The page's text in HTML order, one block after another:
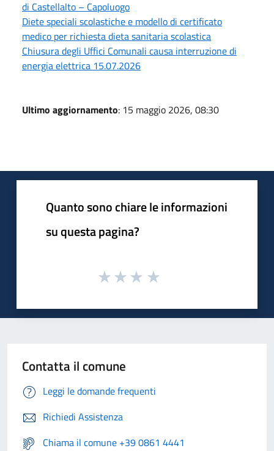
di Castellalto – Capoluogo
Diete speciali scolastiche e modello di certificato
medico per richiesta dieta sanitaria scolastica
Chiusura degli Uffici Comunali causa interruzione di
energia elettrica 15.07.2026
Ultimo aggiornamento: 15 maggio 2026, 08:30
Quanto sono chiare le informazioni
su questa pagina?
Contatta il comune
Leggi le domande frequenti
Richiedi Assistenza
Chiama il comune +39 0861 4441